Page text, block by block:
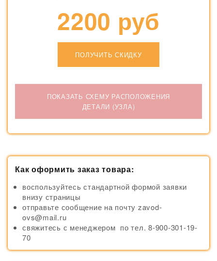
2200 руб
ПОЛУЧИТЬ СКИДКУ
ПОКАЗАТЬ СХЕМУ РАСПОЛОЖЕНИЯ
ДЕТАЛИ (УЗЛА)
Как оформить заказ товара:
воспользуйтесь стандартной формой заявки
внизу страницы
отправьте сообщение на почту zavod-
ovs@mail.ru
свяжитесь с менеджером по тел. 8-900-301-19-
70